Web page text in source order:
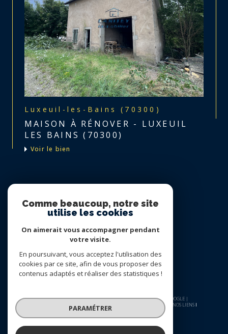
Luxeuil-les-Bains (70300)
MAISON À RÉNOVER - LUXEUIL
LES BAINS (70300)
voir le bien
© 2026 | TOUS DROITS RÉSERVÉS | TRADUCTION POWERED BY GOOGLE |
NOS HONORAIRES
PLAN DU SITE MENTIONS LÉGALES ADMIN
NOS LIENS
POLITIQUE RGPD
Comme beaucoup, notre site
utilise les cookies
On aimerait vous accompagner pendant
votre visite.
En poursuivant, vous acceptez l'utilisation des
cookies par ce site, afin de vous proposer des
contenus adaptés et réaliser des statistiques !
PARAMÉTRER